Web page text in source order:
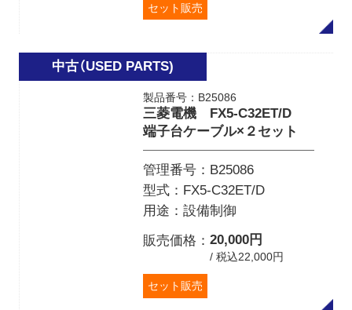
セット販売
製品番号：B25086
三菱電機 FX5-C32ET/D
端子台ケーブル×２セット
管理番号
B25086
型式
FX5-C32ET/D
用途
設備制御
販売価格
20,000円
/ 税込22,000円
セット販売